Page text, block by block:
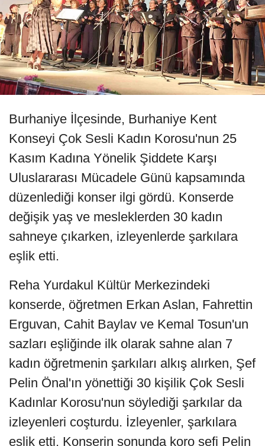
Burhaniye İlçesinde, Burhaniye Kent
Konseyi Çok Sesli Kadın Korosu'nun 25
Kasım Kadına Yönelik Şiddete Karşı
Uluslararası Mücadele Günü kapsamında
düzenlediği konser ilgi gördü. Konserde
değişik yaş ve mesleklerden 30 kadın
sahneye çıkarken, izleyenlerde şarkılara
eşlik etti.
Reha Yurdakul Kültür Merkezindeki
konserde, öğretmen Erkan Aslan, Fahrettin
Erguvan, Cahit Baylav ve Kemal Tosun'un
sazları eşliğinde ilk olarak sahne alan 7
kadın öğretmenin şarkıları alkış alırken, Şef
Pelin Önal'ın yönettiği 30 kişilik Çok Sesli
Kadınlar Korosu'nun söylediği şarkılar da
izleyenleri coşturdu. İzleyenler, şarkılara
eşlik etti. Konserin sonunda koro şefi Pelin